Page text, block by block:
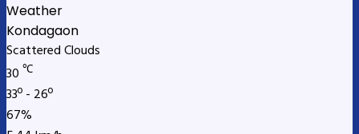
Weather
Kondagaon
Scattered Clouds
30 ℃
33º - 26º
67%